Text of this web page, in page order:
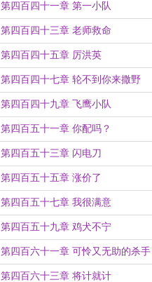
第四百四十一章 第一小队
第四百四十三章 老师救命
第四百四十五章 厉洪英
第四百四十七章 轮不到你来撒野
第四百四十九章 飞鹰小队
第四百五十一章 你配吗？
第四百五十三章 闪电刀
第四百五十五章 涨价了
第四百五十七章 我很满意
第四百五十九章 鸡犬不宁
第四百六十一章 可怜又无助的杀手
第四百六十三章 将计就计